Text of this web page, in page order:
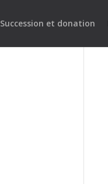
Succession et donation